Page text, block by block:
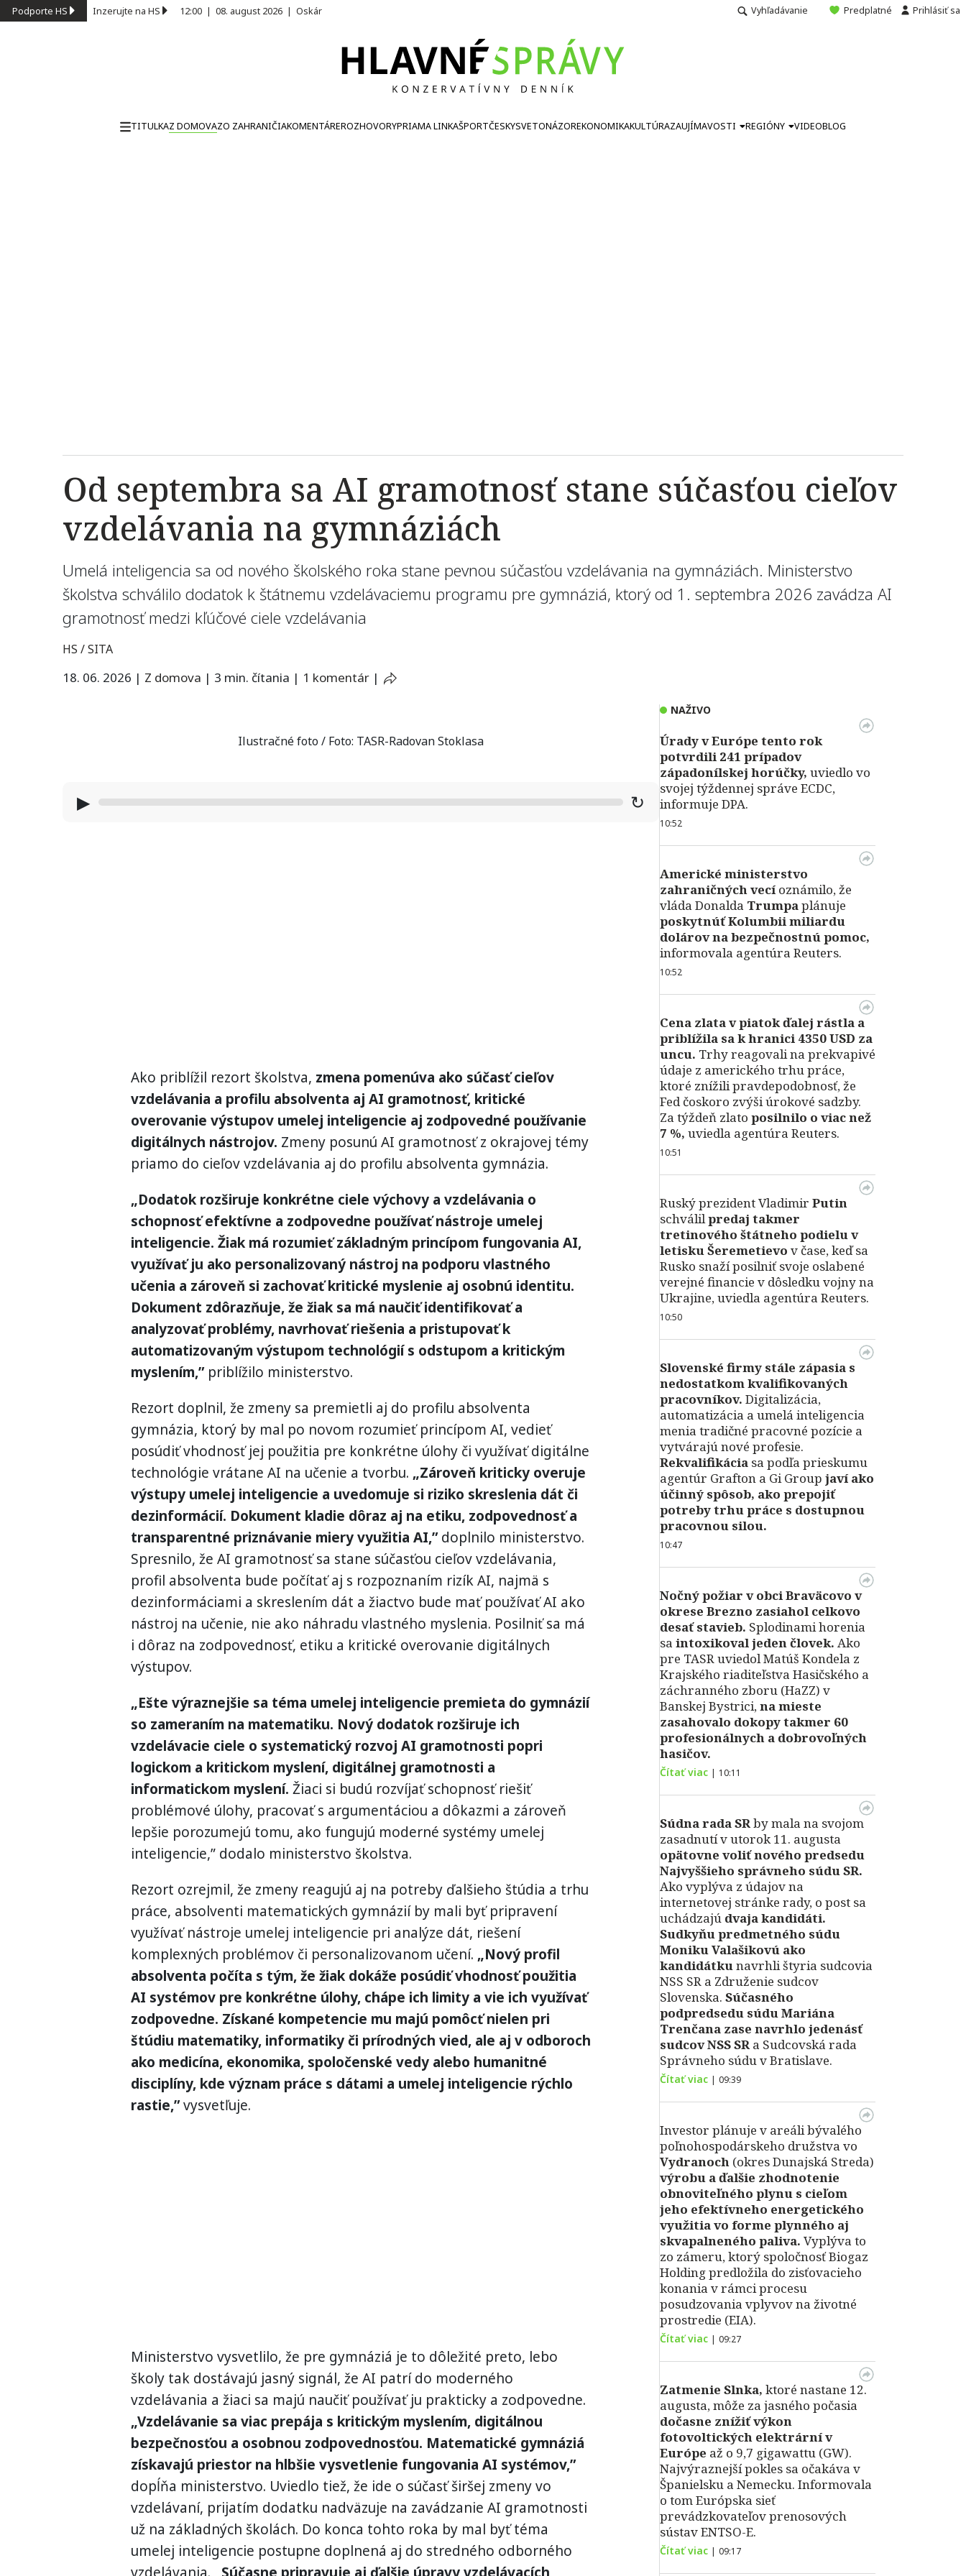
Podporte HS Inzerujte na HS 12:00 | 08. august 2026 | Oskár Vyhľadávanie Predplatné Prihlásiť sa
TITULKAZ DOMOVAZO ZAHRANIČIAKOMENTÁREROZHOVORYPRIAMA LINKAŠPORTČESKYSVETONÁZOREKONOMIKAKULTÚRAZAUJÍMAVOSTI REGIÓNY VIDEOBLOG
Od septembra sa AI gramotnosť stane súčasťou cieľov
vzdelávania na gymnáziách
Umelá inteligencia sa od nového školského roka stane pevnou súčasťou vzdelávania na gymnáziách. Ministerstvo
školstva schválilo dodatok k štátnemu vzdelávaciemu programu pre gymnáziá, ktorý od 1. septembra 2026 zavádza AI
gramotnosť medzi kľúčové ciele vzdelávania
HS / SITA
18. 06. 2026 | Z domova | 3 min. čítania | 1 komentár |
Ilustračné foto / Foto: TASR-Radovan Stoklasa
▶ ↻
Ako priblížil rezort školstva, zmena pomenúva ako súčasť cieľov
vzdelávania a profilu absolventa aj AI gramotnosť, kritické
overovanie výstupov umelej inteligencie aj zodpovedné používanie
digitálnych nástrojov. Zmeny posunú AI gramotnosť z okrajovej témy
priamo do cieľov vzdelávania aj do profilu absolventa gymnázia.
„Dodatok rozširuje konkrétne ciele výchovy a vzdelávania o
schopnosť efektívne a zodpovedne používať nástroje umelej
inteligencie. Žiak má rozumieť základným princípom fungovania AI,
využívať ju ako personalizovaný nástroj na podporu vlastného
učenia a zároveň si zachovať kritické myslenie aj osobnú identitu.
Dokument zdôrazňuje, že žiak sa má naučiť identifikovať a
analyzovať problémy, navrhovať riešenia a pristupovať k
automatizovaným výstupom technológií s odstupom a kritickým
myslením,”priblížilo ministerstvo.
Rezort doplnil, že zmeny sa premietli aj do profilu absolventa
gymnázia, ktorý by mal po novom rozumieť princípom AI, vedieť
posúdiť vhodnosť jej použitia pre konkrétne úlohy či využívať digitálne
technológie vrátane AI na učenie a tvorbu. „Zároveň kriticky overuje
výstupy umelej inteligencie a uvedomuje si riziko skreslenia dát či
dezinformácií. Dokument kladie dôraz aj na etiku, zodpovednosť a
transparentné priznávanie miery využitia AI,”doplnilo ministerstvo.
Spresnilo, že AI gramotnosť sa stane súčasťou cieľov vzdelávania,
profil absolventa bude počítať aj s rozpoznaním rizík AI, najmä s
dezinformáciami a skreslením dát a žiactvo bude mať používať AI ako
nástroj na učenie, nie ako náhradu vlastného myslenia. Posilniť sa má
i dôraz na zodpovednosť, etiku a kritické overovanie digitálnych
výstupov.
„Ešte výraznejšie sa téma umelej inteligencie premieta do gymnázií
so zameraním na matematiku. Nový dodatok rozširuje ich
vzdelávacie ciele o systematický rozvoj AI gramotnosti popri
logickom a kritickom myslení, digitálnej gramotnosti a
informatickom myslení. Žiaci si budú rozvíjať schopnosť riešiť
problémové úlohy, pracovať s argumentáciou a dôkazmi a zároveň
lepšie porozumejú tomu, ako fungujú moderné systémy umelej
inteligencie,” dodalo ministerstvo školstva.
Rezort ozrejmil, že zmeny reagujú aj na potreby ďalšieho štúdia a trhu
práce, absolventi matematických gymnázií by mali byť pripravení
využívať nástroje umelej inteligencie pri analýze dát, riešení
komplexných problémov či personalizovanom učení. „Nový profil
absolventa počíta s tým, že žiak dokáže posúdiť vhodnosť použitia
AI systémov pre konkrétne úlohy, chápe ich limity a vie ich využívať
zodpovedne. Získané kompetencie mu majú pomôcť nielen pri
štúdiu matematiky, informatiky či prírodných vied, ale aj v odboroch
ako medicína, ekonomika, spoločenské vedy alebo humanitné
disciplíny, kde význam práce s dátami a umelej inteligencie rýchlo
rastie,”vysvetľuje.
Ministerstvo vysvetlilo, že pre gymnáziá je to dôležité preto, lebo
školy tak dostávajú jasný signál, že AI patrí do moderného
vzdelávania a žiaci sa majú naučiť používať ju prakticky a zodpovedne.
„Vzdelávanie sa viac prepája s kritickým myslením, digitálnou
bezpečnosťou a osobnou zodpovednosťou. Matematické gymnáziá
získavajú priestor na hlbšie vysvetlenie fungovania AI systémov,”
dopĺňa ministerstvo. Uviedlo tiež, že ide o súčasť širšej zmeny vo
vzdelávaní, prijatím dodatku nadväzuje na zavádzanie AI gramotnosti
už na základných školách. Do konca tohto roka by mal byť téma
umelej inteligencie postupne doplnená aj do stredného odborného
NAŽIVO
Úrady v Európe tento rok
potvrdili 241 prípadov
západonílskej horúčky, uviedlo vo
svojej týždennej správe ECDC,
informuje DPA.
10:52
Americké ministerstvo
zahraničných vecí oznámilo, že
vláda Donalda Trumpaplánuje
poskytnúť Kolumbii miliardu
dolárov na bezpečnostnú pomoc,
informovala agentúra Reuters.
10:52
Cena zlata v piatok ďalej rástla a
priblížila sa k hranici 4350 USD za
uncu. Trhy reagovali na prekvapivé
údaje z amerického trhu práce,
ktoré znížili pravdepodobnosť, že
Fed čoskoro zvýši úrokové sadzby.
Za týždeň zlato posilnilo o viac než
7 %, uviedla agentúra Reuters.
10:51
Ruský prezident Vladimir Putin
schválilpredaj takmer
tretinového štátneho podielu v
letisku Šeremetievo v čase, keď sa
Rusko snaží posilniť svoje oslabené
verejné financie v dôsledku vojny na
Ukrajine, uviedla agentúra Reuters.
10:50
Slovenské firmy stále zápasia s
nedostatkom kvalifikovaných
pracovníkov. Digitalizácia,
automatizácia a umelá inteligencia
menia tradičné pracovné pozície a
vytvárajú nové profesie.
Rekvalifikácia sa podľa prieskumu
agentúr Grafton a Gi Group javí ako
účinný spôsob, ako prepojiť
potreby trhu práce s dostupnou
pracovnou silou.
10:47
Nočný požiar v obci Braväcovo v
okrese Brezno zasiahol celkovo
desať stavieb. Splodinami horenia
sa intoxikoval jeden človek. Ako
pre TASR uviedol Matúš Kondela z
Krajského riaditeľstva Hasičského a
záchranného zboru (HaZZ) v
Banskej Bystrici,na mieste
zasahovalo dokopy takmer 60
profesionálnych a dobrovoľných
hasičov.
Čítať viac | 10:11
Súdna rada SRby mala na svojom
zasadnutí v utorok 11. augusta
opätovne voliť nového predsedu
Najvyššieho správneho súdu SR.
Ako vyplýva z údajov na
internetovej stránke rady, o post sa
uchádzajú dvaja kandidáti.
Sudkyňu predmetného súdu
Moniku Valašikovú ako
kandidátkunavrhli štyria sudcovia
NSS SR a Združenie sudcov
Slovenska. Súčasného
podpredsedu súdu Mariána
Trenčana zase navrhlo jedenásť
sudcov NSS SR a Sudcovská rada
Správneho súdu v Bratislave.
Čítať viac | 09:39
Investor plánuje v areáli bývalého
poľnohospodárskeho družstva vo
Vydranoch (okres Dunajská Streda)
výrobu a ďalšie zhodnotenie
obnoviteľného plynu s cieľom
jeho efektívneho energetického
využitia vo forme plynného aj
skvapalneného paliva. Vyplýva to
zo zámeru, ktorý spoločnosť Biogaz
Holding predložila do zisťovacieho
konania v rámci procesu
posudzovania vplyvov na životné
prostredie (EIA).
Čítať viac | 09:27
Zatmenie Slnka, ktoré nastane 12.
augusta, môže za jasného počasia
dočasne znížiť výkon
fotovoltických elektrární v
Európe až o 9,7 gigawattu (GW).
Najvýraznejší pokles sa očakáva v
Španielsku a Nemecku. Informovala
o tom Európska sieť
prevádzkovateľov prenosových
sústav ENTSO-E.
Čítať viac | 09:17